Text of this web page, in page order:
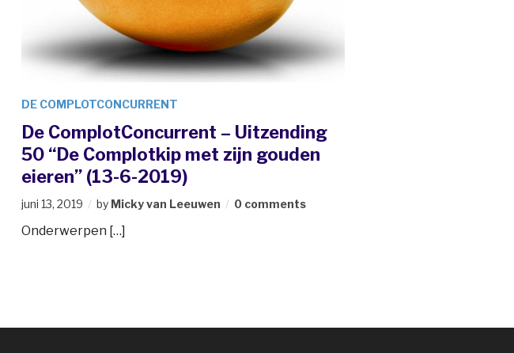
DE COMPLOTCONCURRENT
De ComplotConcurrent – Uitzending
50 “De Complotkip met zijn gouden
eieren” (13-6-2019)
juni 13, 2019 by Micky van Leeuwen 0 comments
Onderwerpen […]